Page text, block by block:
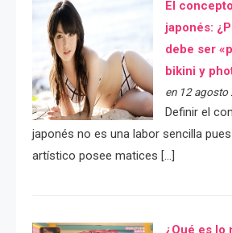
El
japonés:
debe ser
bikini y
en 12 agosto
Definir el
japonés no es una labor sencilla
artístico posee matices […]
¿Qué es lo